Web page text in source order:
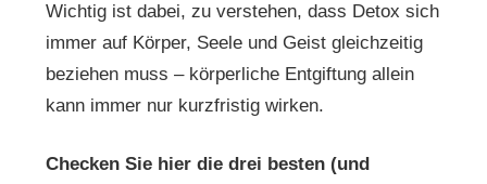
Wichtig ist dabei, zu verstehen, dass Detox sich
immer auf Körper, Seele und Geist gleichzeitig
beziehen muss – körperliche Entgiftung allein
kann immer nur kurzfristig wirken.
Checken Sie hier die drei besten (und